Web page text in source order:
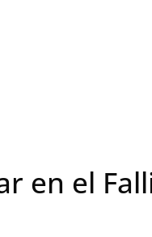
en el